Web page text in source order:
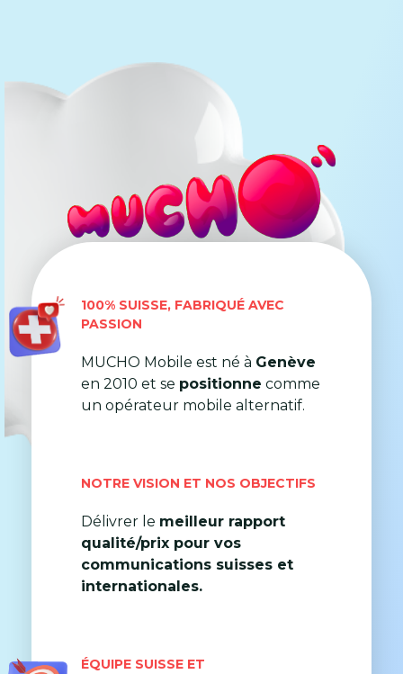
100% SUISSE, FABRIQUÉ AVEC
PASSION
MUCHO Mobile est né à Genève
en 2010 et se positionne comme
un opérateur mobile alternatif.
NOTRE VISION ET NOS OBJECTIFS
Délivrer le meilleur rapport
qualité/prix pour vos
communications suisses et
internationales.
ÉQUIPE SUISSE ET